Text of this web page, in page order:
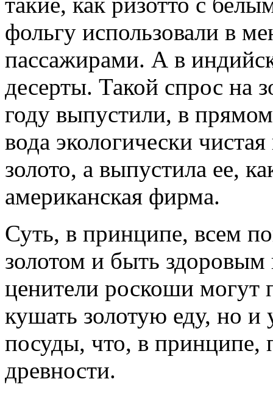
фольгу использовали в
пассажирами. А в
десерты. Такой спрос на
году выпустили, в
вода экологически
золото, а выпустила ее,
американская фирма.
Суть, в принципе, всем
золотом и быть
ценители роскоши могут
кушать золотую еду, но и
посуды, что, в принципе,
древности.